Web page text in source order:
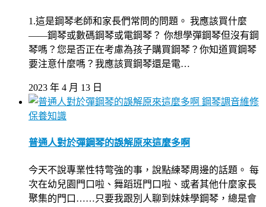
1.這是鋼琴老師和家長們常問的問題。 我應該買什麼
——鋼琴或數碼鋼琴或電鋼琴？ 你想學彈鋼琴但沒有鋼
琴嗎？您是否正在考慮為孩子購買鋼琴？你知道買鋼琴
要注意什麼嗎？我應該買鋼琴還是電…
2023 年 4 月 13 日
鋼琴調音維修
保養知識
普通人對於彈鋼琴的誤解原來這麼多啊
今天不說專業性特彆強的事，說點練琴周邊的話題。 每
次在幼兒園門口啦、舞蹈班門口啦、或者其他什麼家長
聚集的門口……只要我跟別人聊到妹妹學鋼琴，總是會